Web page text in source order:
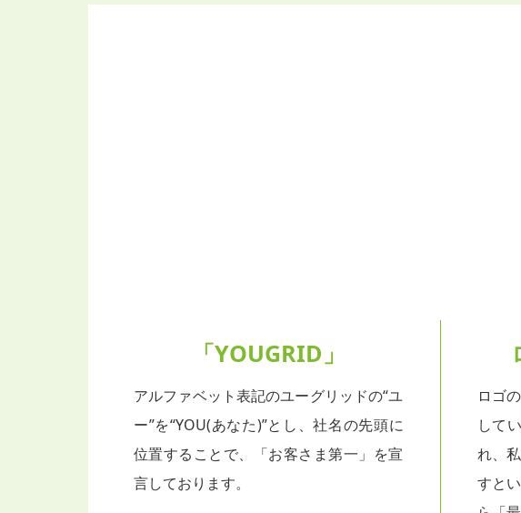
「YOUGRID」
アルファベット表記のユーグリッドの“ユ
ー”を“YOU(あなた)”とし、社名の先頭に
位置することで、「お客さま第一」を宣
言しております。
ロゴ
して
れ、
すと